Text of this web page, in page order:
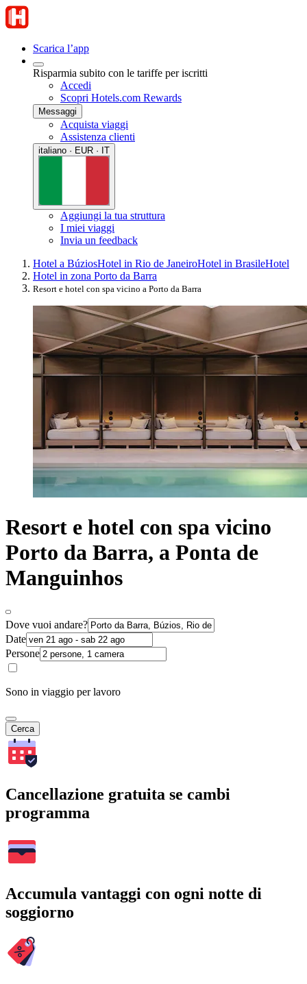
Scarica l’app
Risparmia subito con le tariffe per iscritti
Accedi
Scopri Hotels.com Rewards
Messaggi
Acquista viaggi
Assistenza clienti
italiano · EUR · IT
Aggiungi la tua struttura
I miei viaggi
Invia un feedback
Hotel a BúziosHotel in Rio de JaneiroHotel in BrasileHotel
Hotel in zona Porto da Barra
Resort e hotel con spa vicino a Porto da Barra
Resort e hotel con spa vicino
Porto da Barra, a Ponta de
Manguinhos
Dove vuoi andare?
Date
Persone
Sono in viaggio per lavoro
Cerca
Cancellazione gratuita se cambi
programma
Accumula vantaggi con ogni notte di
soggiorno